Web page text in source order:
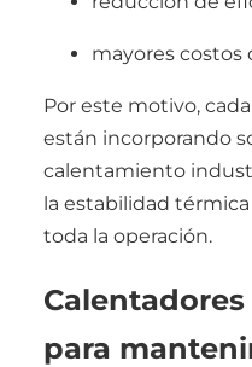
mayores
Por este motivo,
están incorporando
calentamiento
la estabilidad
toda la operación.
para